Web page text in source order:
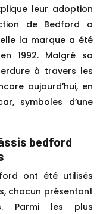
leur adoption
de Bedford a
la marque a été
1992. Malgré sa
à travers les
aujourd’hui, en
symboles d’une
bedford
ont été utilisés
chacun présentant
Parmi les plus